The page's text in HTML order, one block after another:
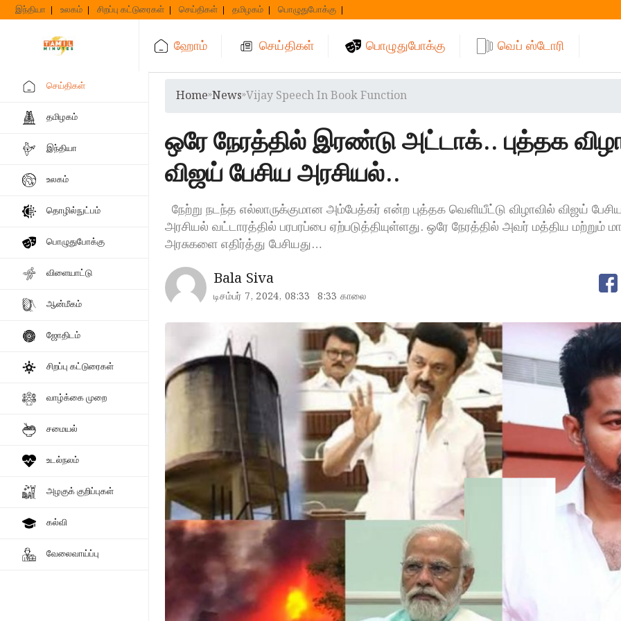
Skip
to
இந்தியா உலகம் சிறப்பு கட்டுரைகள் செய்திகள் தமிழகம் பொழுதுபோக்கு
ஹோம் செய்திகள் பொழுதுபோக்கு வெப் ஸ்டோரி
செய்திகள்
தமிழகம்
இந்தியா
உலகம்
தொழில்நுட்பம்
பொழுதுபோக்கு
விளையாட்டு
ஆன்மீகம்
ஜோதிடம்
சிறப்பு கட்டுரைகள்
வாழ்க்கை முறை
சமையல்
உடல்நலம்
அழகுக் குறிப்புகள்
கல்வி
வேலைவாய்ப்பு
Home»News»Vijay Speech In Book Function
ஒரே நேரத்தில் இரண்டு அட்டாக்.. புத்தக
விஜய் பேசிய அரசியல்..
நேற்று நடந்த எல்லாருக்குமான அம்பேத்கர் என்ற புத்தக வெளியீட்டு விழாவில் விஜய்
அரசியல் வட்டாரத்தில் பரபரப்பை ஏற்படுத்தியுள்ளது. ஒரே நேரத்தில் அவர் மத்திய மற்றும்
அரசுகளை எதிர்த்து பேசியது…
Bala Siva
டிசம்பர் 7, 2024, 08:33 8:33 காலை